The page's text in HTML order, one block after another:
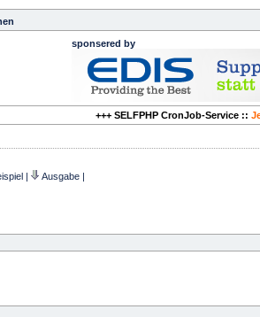
sponsered by
+++ SELFPHP CronJob-Service ::
| Ausgabe |